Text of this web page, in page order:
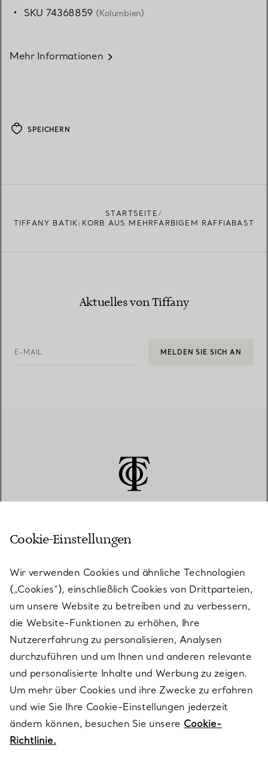
SKU 74368859 (Kolumbien)
Mehr Informationen
SPEICHERN
STARTSEITE
TIFFANY BATIK:KORB AUS MEHRFARBIGEM RAFFIABAST
Aktuelles von Tiffany
E-MAIL MELDEN SIE SICH AN
KUNDENSERVICE
SERVICES
ÜBER TIFFANY & CO.
RECHTLICHE HINWEISE
FOLGEN SIE UNS
Cookie-Einstellungen
Wir verwenden Cookies und ähnliche Technologien
(„Cookies“), einschließlich Cookies von Drittparteien,
um unsere Website zu betreiben und zu verbessern,
die Website-Funktionen zu erhöhen, Ihre
Nutzererfahrung zu personalisieren, Analysen
durchzuführen und um Ihnen und anderen relevante
und personalisierte Inhalte und Werbung zu zeigen.
Um mehr über Cookies und ihre Zwecke zu erfahren
und wie Sie Ihre Cookie-Einstellungen jederzeit
ändern können, besuchen Sie unsere Cookie-
Richtlinie.